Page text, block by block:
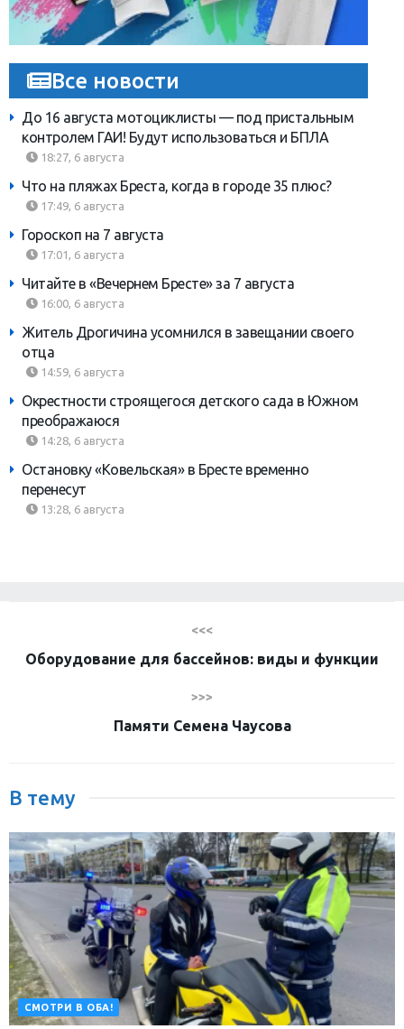
Все новости
До 16 августа мотоциклисты — под пристальным
контролем ГАИ! Будут использоваться и БПЛА
18:27, 6 августа
Что на пляжах Бреста, когда в городе 35 плюс?
17:49, 6 августа
Гороскоп на 7 августа
17:01, 6 августа
Читайте в «Вечернем Бресте» за 7 августа
16:00, 6 августа
Житель Дрогичина усомнился в завещании своего
отца
14:59, 6 августа
Окрестности строящегося детского сада в Южном
преображаюся
14:28, 6 августа
Остановку «Ковельская» в Бресте временно
перенесут
13:28, 6 августа
<<<
Оборудование для бассейнов: виды и функции
>>>
Памяти Семена Чаусова
В тему
СМОТРИ В ОБА!